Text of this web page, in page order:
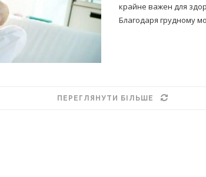
крайне важен для
Благодаря грудному
ПЕРЕГЛЯНУТИ БІЛЬШЕ